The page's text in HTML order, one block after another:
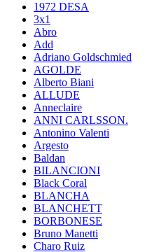
1972 DESA
3x1
Abro
Add
Adriano Goldschmied
AGOLDE
Alberto Biani
ALLUDE
Anneclaire
ANNI CARLSSON.
Antonino Valenti
Argesto
Baldan
BILANCIONI
Black Coral
BLANCHA
BLANCHETT
BORBONESE
Bruno Manetti
Charo Ruiz